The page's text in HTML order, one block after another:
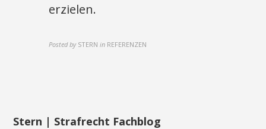
erzielen.
Posted by STERN in REFERENZEN
Stern | Strafrecht Fachblog